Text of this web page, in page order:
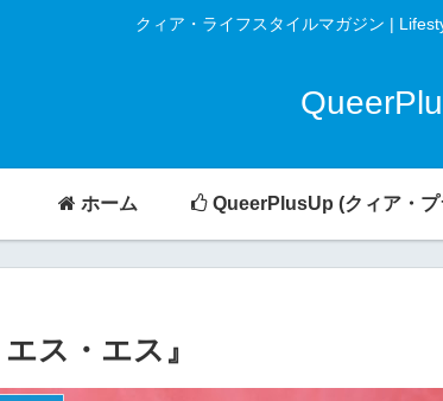
クィア・ライフスタイルマガジン |
ホーム QueerPlusUp (クィア・プ
ス・エス』